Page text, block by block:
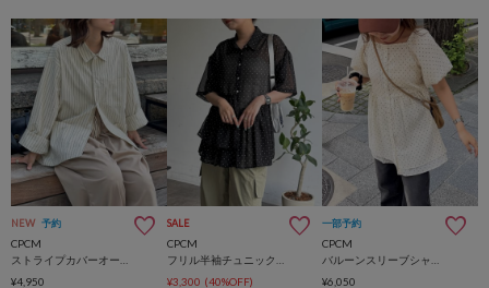
NEW 予約
CPCM
¥4,950
SALE
CPCM
¥3,300 (40%OFF)
一部予約
CPCM
¥6,050